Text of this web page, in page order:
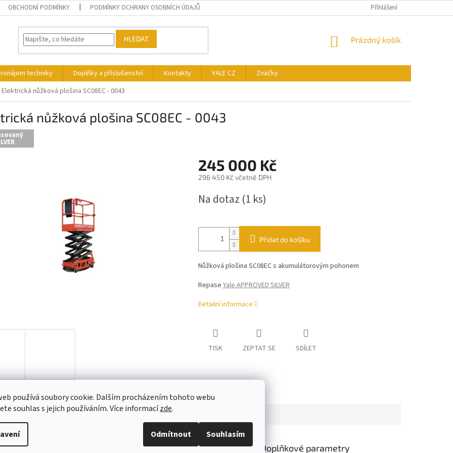
používá soubory cookie. Dalším procházením tohoto webu
souhlas s jejich používáním. Více informacízde.
Odmítnout Souhlasím
OBCHODNÍ PODMÍNKY PODMÍNKY OCHRANY OSOBNÍCH ÚDAJŮ Přihlášení
HLEDAT
NÁKUPNÍ
Prázdný košík
techniky Doplňky a příslušenství Kontakty YALE CZ
Značky
Elektrická nůžková plošina SC08EC - 0043
nůžková plošina SC08EC - 0043
245 000 Kč
296 450 Kč včetně DPH
cena:
Na dotaz (1 ks)
Přidat do košíku
Nůžková plošina SC08EC s akumulátorovým pohonem
RepaseYale APPROVED SILVER
Detailní informace
TISK ZEPTAT SE SDÍLET
Diskuze
popis produktu Doplňkové parametry